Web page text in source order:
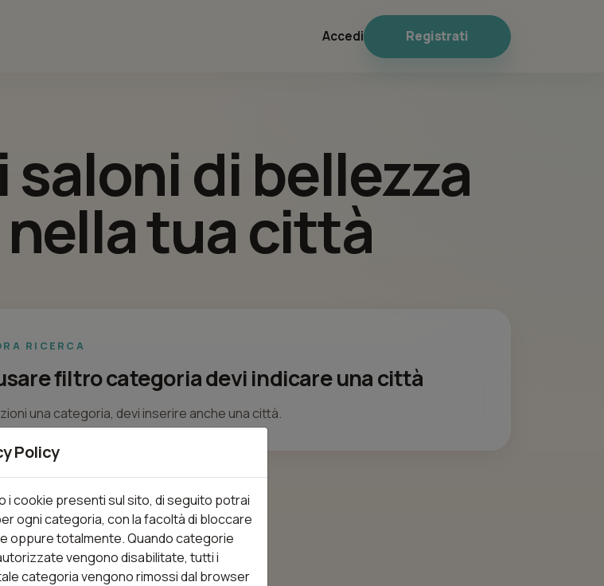
Accedi Registrati
di bellezza
tua città
RICERCA
filtro categoria devi indicare una città
una categoria, devi inserire anche una città.
Policy
i cookie presenti sul sito, di seguito potrai
ogni categoria, con la facoltà di bloccare
oppure totalmente. Quando categorie
vengono disabilitate, tutti i
categoria vengono rimossi dal browser